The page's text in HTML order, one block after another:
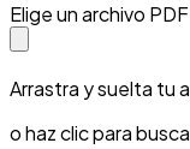
Elige un archivo
Arrastra y suelta tu
o haz clic para